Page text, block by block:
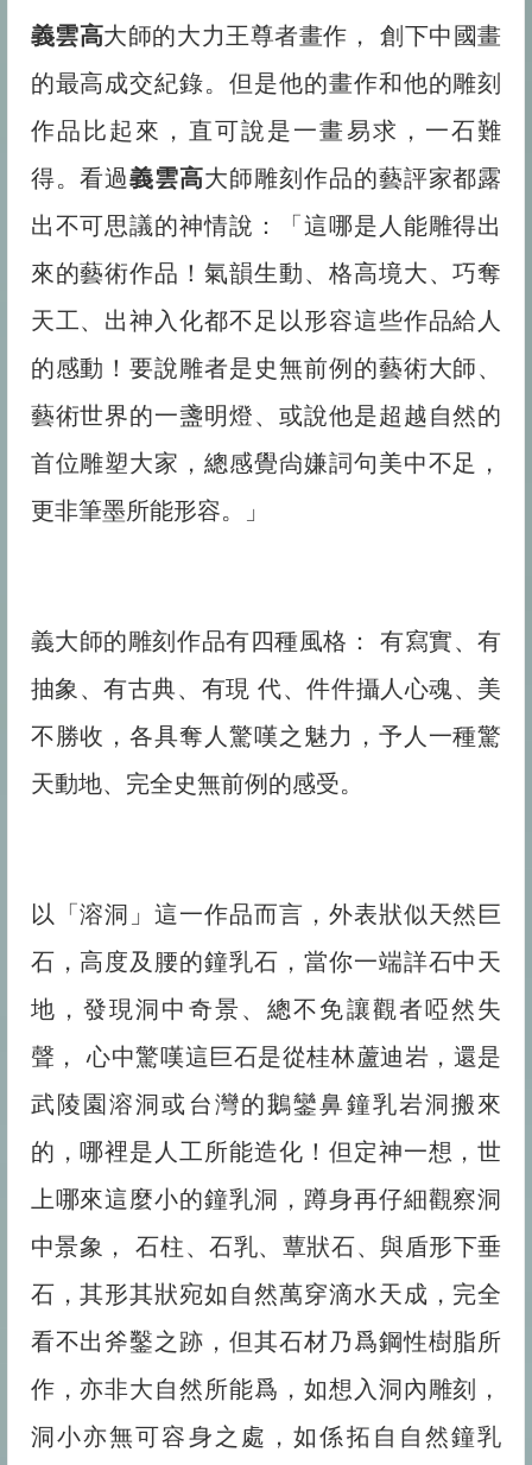
義雲高大師的大力王尊者畫作， 創下中國畫
的最高成交紀錄。但是他的畫作和他的雕刻
作品比起來，直可說是一畫易求，一石難
得。看過義雲高大師雕刻作品的藝評家都露
出不可思議的神情說：「這哪是人能雕得出
來的藝術作品！氣韻生動、格高境大、巧奪
天工、出神入化都不足以形容這些作品給人
的感動！要說雕者是史無前例的藝術大師、
藝術世界的一盞明燈、或說他是超越自然的
首位雕塑大家，總感覺尙嫌詞句美中不足，
更非筆墨所能形容。」
義大師的雕刻作品有四種風格： 有寫實、有
抽象、有古典、有現 代、件件攝人心魂、美
不勝收，各具奪人驚嘆之魅力，予人一種驚
天動地、完全史無前例的感受。
以「溶洞」這一作品而言，外表狀似天然巨
石，高度及腰的鐘乳石，當你一端詳石中天
地，發現洞中奇景、總不免讓觀者啞然失
聲， 心中驚嘆這巨石是從桂林蘆迪岩，還是
武陵園溶洞或台灣的鵝鑾鼻鐘乳岩洞搬來
的，哪裡是人工所能造化！但定神一想，世
上哪來這麼小的鐘乳洞，蹲身再仔細觀察洞
中景象， 石柱、石乳、蕈狀石、與盾形下垂
石，其形其狀宛如自然萬穿滴水天成，完全
看不出斧鑿之跡，但其石材乃爲鋼性樹脂所
作，亦非大自然所能爲，如想入洞內雕刻，
洞小亦無可容身之處，如係拓自自然鐘乳
佛法告诉你怎么转苦为乐
“既然要死亡，生命有何意义?”你的答案是什么？
生活中处处都体现着佛法